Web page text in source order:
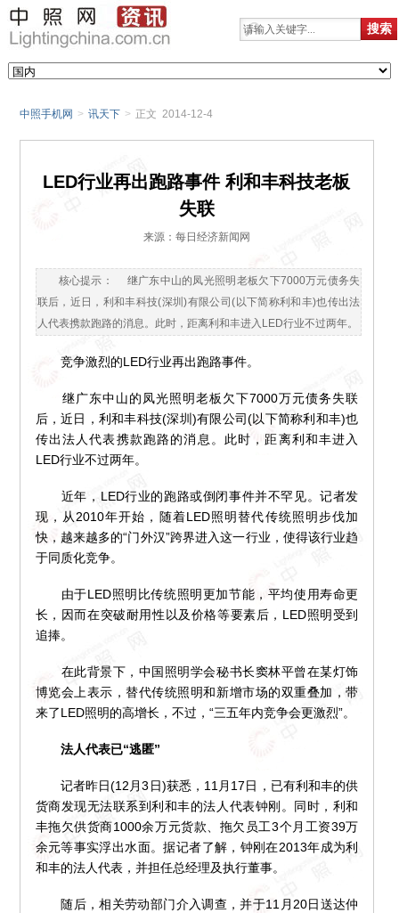
中照手机网 > 讯天下 > 正文 2014-12-4
LED行业再出跑路事件 利和丰科技老板
失联
来源：每日经济新闻网
核心提示： 继广东中山的凤光照明老板欠下7000万元债务失
联后，近日，利和丰科技(深圳)有限公司(以下简称利和丰)也传出法
人代表携款跑路的消息。此时，距离利和丰进入LED行业不过两年。
竞争激烈的LED行业再出跑路事件。
继广东中山的凤光照明老板欠下7000万元债务失联
后，近日，利和丰科技(深圳)有限公司(以下简称利和丰)也
传出法人代表携款跑路的消息。此时，距离利和丰进入
LED行业不过两年。
近年，LED行业的跑路或倒闭事件并不罕见。记者发
现，从2010年开始，随着LED照明替代传统照明步伐加
快，越来越多的“门外汉”跨界进入这一行业，使得该行业趋
于同质化竞争。
由于LED照明比传统照明更加节能，平均使用寿命更
长，因而在突破耐用性以及价格等要素后，LED照明受到
追捧。
在此背景下，中国照明学会秘书长窦林平曾在某灯饰
博览会上表示，替代传统照明和新增市场的双重叠加，带
来了LED照明的高增长，不过，“三五年内竞争会更激烈”。
法人代表已“逃匿”
记者昨日(12月3日)获悉，11月17日，已有利和丰的供
货商发现无法联系到利和丰的法人代表钟刚。同时，利和
丰拖欠供货商1000余万元货款、拖欠员工3个月工资39万
余元等事实浮出水面。据记者了解，钟刚在2013年成为利
和丰的法人代表，并担任总经理及执行董事。
随后，相关劳动部门介入调查，并于11月20日送达仲